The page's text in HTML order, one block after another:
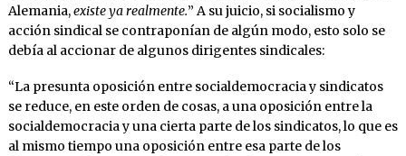
Alemania,existe ya realmente.” A su juicio, si socialismo y
acción sindical se contraponían de algún modo, esto solo se
debía al accionar de algunos dirigentes sindicales:
“La presunta oposición entre socialdemocracia y sindicatos
se reduce, en este orden de cosas, a una oposición entre la
socialdemocracia y una cierta parte de los sindicatos, lo que es
al mismo tiempo una oposición entre esa parte de los